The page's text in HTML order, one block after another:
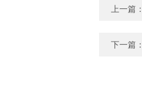
上一篇
下一篇